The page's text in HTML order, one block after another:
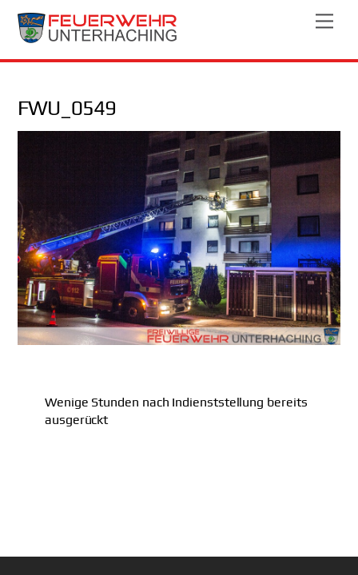
Skip
FWU_0549
Wenige Stunden nach Indienststellung bereits
ausgerückt